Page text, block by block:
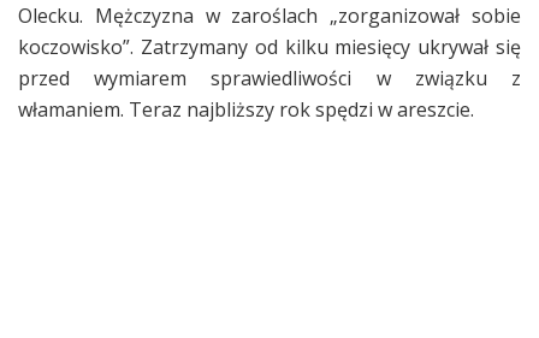
Olecku. Mężczyzna w zaroślach „zorganizował sobie
koczowisko”. Zatrzymany od kilku miesięcy ukrywał się
przed wymiarem sprawiedliwości w związku z
włamaniem. Teraz najbliższy rok spędzi w areszcie.